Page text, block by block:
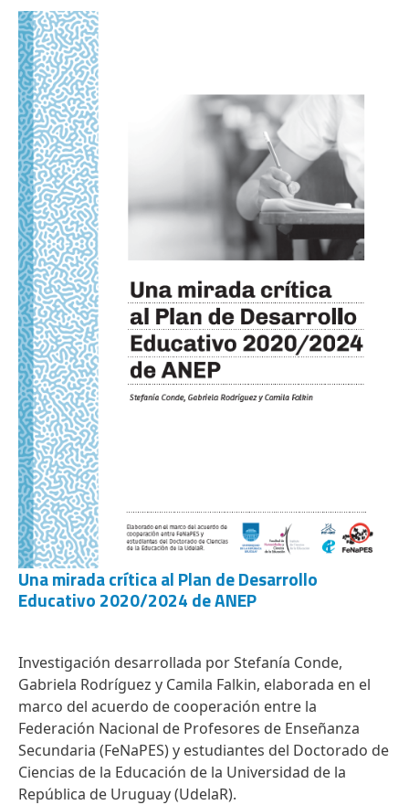
Una mirada crítica al Plan de Desarrollo
Educativo 2020/2024 de ANEP
Investigación desarrollada por Stefanía Conde,
Gabriela Rodríguez y Camila Falkin, elaborada en el
marco del acuerdo de cooperación entre la
Federación Nacional de Profesores de Enseñanza
Secundaria (FeNaPES) y estudiantes del Doctorado de
Ciencias de la Educación de la Universidad de la
República de Uruguay (UdelaR).